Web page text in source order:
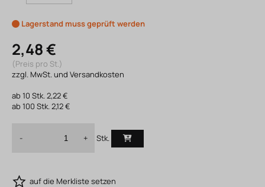
Lagerstand muss geprüft werden
2,48 €
(Preis pro St.)
zzgl. MwSt. und Versandkosten
ab10 Stk.2,22 €
ab100 Stk.2,12 €
- + Stk.
auf die Merkliste setzen